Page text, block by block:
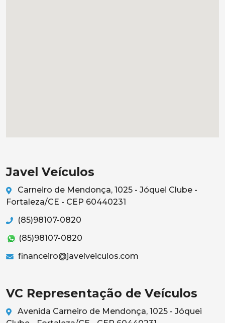
Javel Veículos
Carneiro de Mendonça, 1025 - Jóquei Clube -
Fortaleza/CE - CEP 60440231
(85)98107-0820
(85)98107-0820
financeiro@javelveiculos.com
VC Representação de Veículos
Avenida Carneiro de Mendonça, 1025 - Jóquei